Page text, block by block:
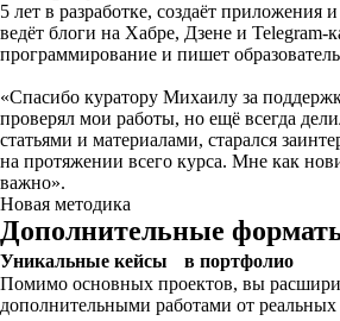
5 лет в разработке, создаёт приложения
ведёт блоги на Хабре, Дзене и Telegram-
программирование и пишет
«Спасибо куратору Михаилу за
проверял мои работы, но ещё всегда
статьями и материалами, старался
на протяжении всего курса. Мне как
важно».
Новая методика
Дополнительные
Уникальные кейсы в портфолио
Помимо основных проектов, вы
дополнительными работами от реальных